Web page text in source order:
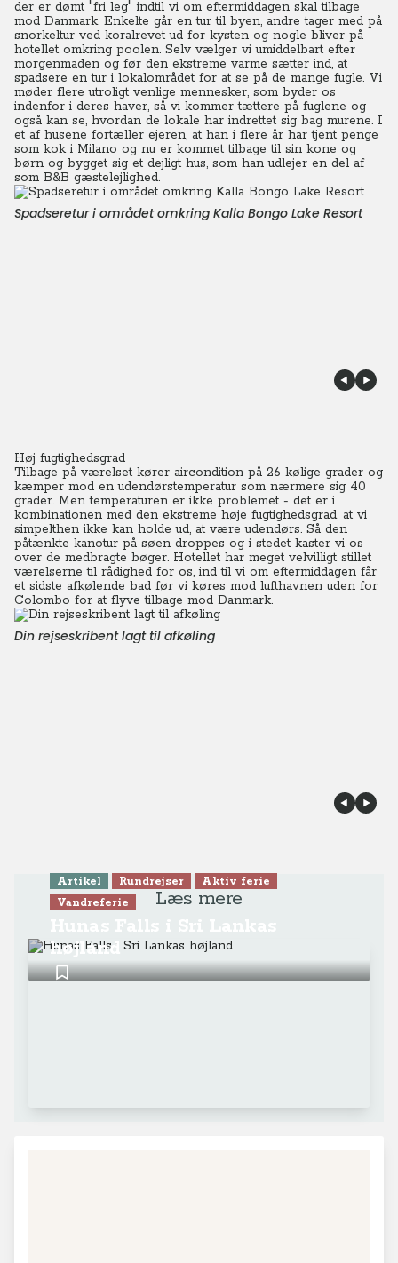
der er dømt "fri leg" indtil vi om eftermiddagen skal tilbage
mod Danmark. Enkelte går en tur til byen, andre tager med på
snorkeltur ved koralrevet ud for kysten og nogle bliver på
hotellet omkring poolen. Selv vælger vi umiddelbart efter
morgenmaden og før den ekstreme varme sætter ind, at
spadsere en tur i lokalområdet for at se på de mange fugle. Vi
møder flere utroligt venlige mennesker, som byder os
indenfor i deres haver, så vi kommer tættere på fuglene og
også kan se, hvordan de lokale har indrettet sig bag murene. I
et af husene fortæller ejeren, at han i flere år har tjent penge
som kok i Milano og nu er kommet tilbage til sin kone og
børn og bygget sig et dejligt hus, som han udlejer en del af
som B&B gæstelejlighed.
Spadseretur i området omkring Kalla Bongo Lake Resort
Høj fugtighedsgrad
Tilbage på værelset kører aircondition på 26 kølige grader og
kæmper mod en udendørstemperatur som nærmere sig 40
grader. Men temperaturen er ikke problemet - det er i
kombinationen med den ekstreme høje fugtighedsgrad, at vi
simpelthen ikke kan holde ud, at være udendørs. Så den
påtænkte kanotur på søen droppes og i stedet kaster vi os
over de medbragte bøger. Hotellet har meget velvilligt stillet
værelserne til rådighed for os, ind til vi om eftermiddagen får
et sidste afkølende bad før vi køres mod lufthavnen uden for
Colombo for at flyve tilbage mod Danmark.
Din rejseskribent lagt til afkøling
Læs mere
Artikel Rundrejser
Aktiv ferie
Vandreferie
højland